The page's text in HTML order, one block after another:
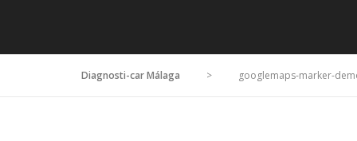
Diagnosti-car Málaga > googlemaps-marker-